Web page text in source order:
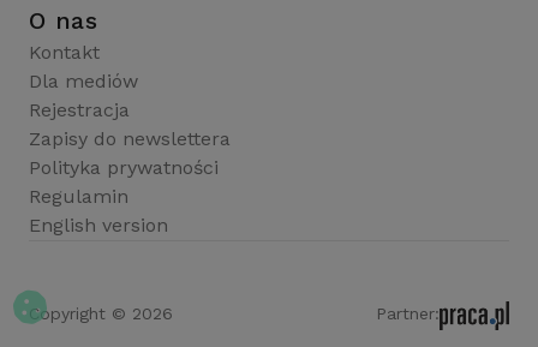
O nas
Kontakt
Dla mediów
Rejestracja
Zapisy do newslettera
Polityka prywatności
Regulamin
English version
Copyright © 2026 Partner: